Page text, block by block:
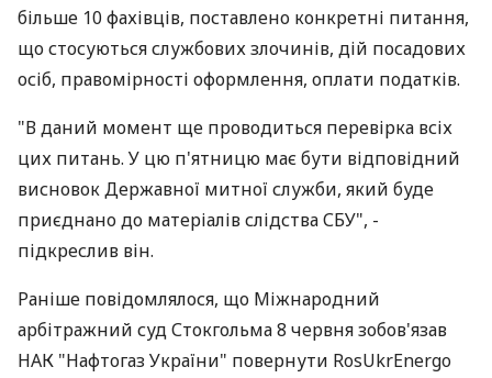
більше 10 фахівців, поставлено конкретні питання,
що стосуються службових злочинів, дій посадових
осіб, правомірності оформлення, оплати податків.
"В даний момент ще проводиться перевірка всіх
цих питань. У цю п'ятницю має бути відповідний
висновок Державної митної служби, який буде
приєднано до матеріалів слідства СБУ", -
підкреслив він.
Раніше повідомлялося, що Міжнародний
арбітражний суд Стокгольма 8 червня зобов'язав
НАК "Нафтогаз України" повернути RosUkrEnergo